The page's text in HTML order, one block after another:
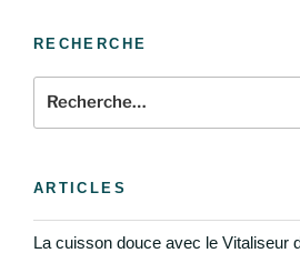
RECHERCHE
ARTICLES
La cuisson douce avec le Vitaliseur